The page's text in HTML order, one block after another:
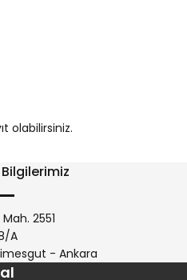
olabilirsiniz.
2551
A
- Ankara